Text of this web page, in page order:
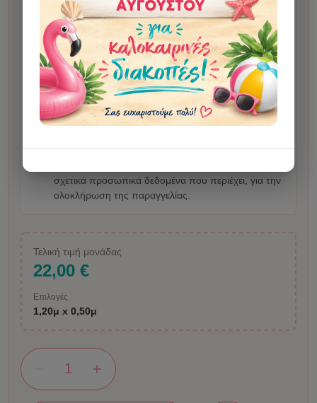
να υπάρξει επιπλέον χρέωση 5€ για custom
σχεδίαση. Η χρέωση γίνεται μόνο κατόπιν
ενημέρωσης και έγκρισης από τον πελάτη.
Σε κάποια σχέδια μπορεί να χρησιμοποιηθεί
τεχνητή νοημοσύνη για την παραγωγή της εικόνας.
Σε απεικόνιση ανθρώπου ενδέχεται να υπάρξει
μικρή αλλοίωση. Με την αποστολή φωτογραφίας ή
οδηγιών επιβεβαιώνετε ότι έχετε τα δικαιώματα
επεξεργαστούμε εμείς και, όπου χρειάζεται,
σχετικά προσωπικά δεδομένα που περιέχει, για την
ολοκλήρωση της παραγγελίας.
Τελική τιμή μονάδας
22,00 €
Επιλογές
1,20μ x 0,50μ